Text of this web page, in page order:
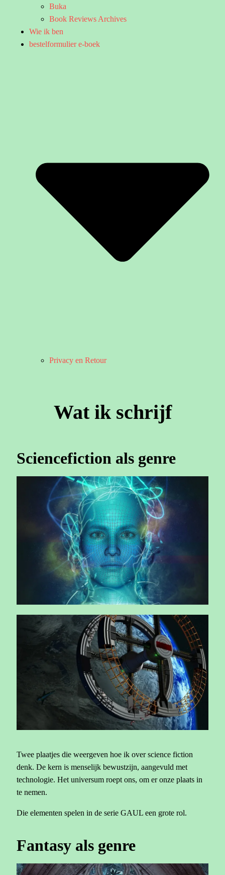
Buka
Book Reviews Archives
Wie ik ben
bestelformulier e-boek
Privacy en Retour
Wat ik schrijf
Sciencefiction als genre
Twee plaatjes die weergeven hoe ik over science fiction
denk. De kern is menselijk bewustzijn, aangevuld met
technologie. Het universum roept ons, om er onze plaats in
te nemen.
Die elementen spelen in de serie GAUL een grote rol.
Fantasy als genre